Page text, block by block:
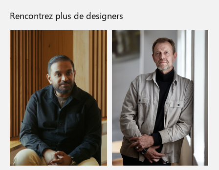
Rencontrez plus de designers